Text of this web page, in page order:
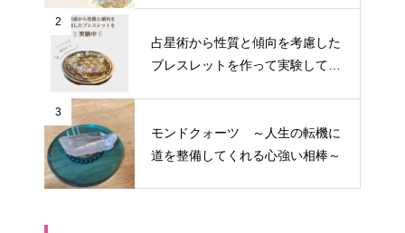
2
占星術から性質と傾向を考慮した
ブレスレットを作って実験してみ
3
モンドクォーツ ～人生の転機に
道を整備してくれる心強い相棒～